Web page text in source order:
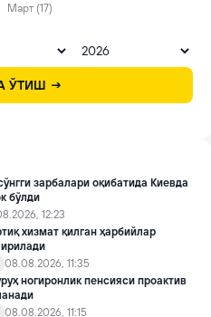
Март (17)
ЎТИШ →
зарбалари оқибатида Киевда
бўлди
12:23
хизмат қилган ҳарбийлар
08.08.2026, 11:35
ногиронлик пенсияси проактив
08.08.2026, 11:15